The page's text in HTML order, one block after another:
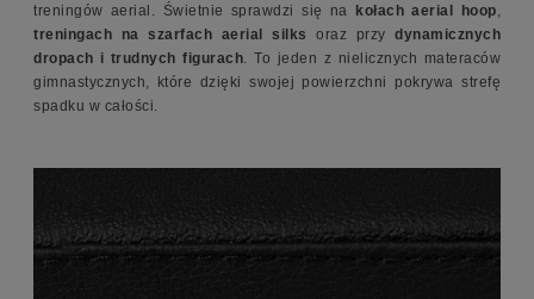
treningów aerial. Świetnie sprawdzi się na
kołach aerial hoop,
treningach na szarfach aerial silks
oraz przy dynamicznych
dropach i trudnych figurach. To jeden z nielicznych materaców
gimnastycznych, które dzięki swojej powierzchni pokrywa strefę
spadku w całości.